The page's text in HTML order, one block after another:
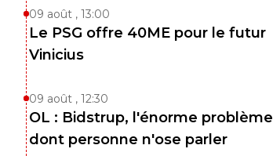
09 août , 13:00
Le PSG offre 40ME pour le futur
Vinicius
09 août , 12:30
OL : Bidstrup, l'énorme problème
dont personne n'ose parler